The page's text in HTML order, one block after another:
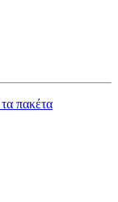
πακέτα